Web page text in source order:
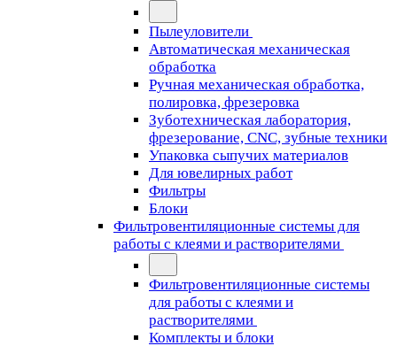
Пылеуловители
Автоматическая механическая
обработка
Ручная механическая обработка,
полировка, фрезеровка
Зуботехническая лаборатория,
фрезерование, CNC, зубные техники
Упаковка сыпучих материалов
Для ювелирных работ
Фильтры
Блоки
Фильтровентиляционные системы для
работы с клеями и растворителями
Фильтровентиляционные системы
для работы с клеями и
растворителями
Комплекты и блоки